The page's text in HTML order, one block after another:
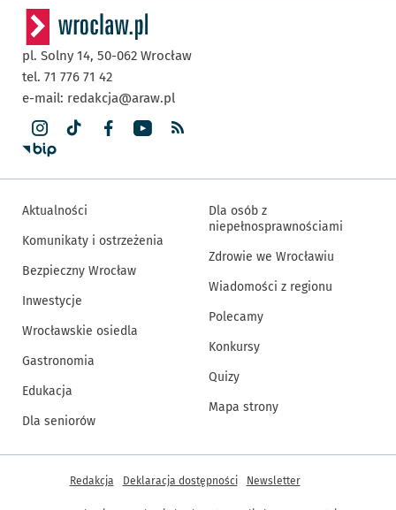
pl. Solny 14, 50-062 Wrocław
tel. 71 776 71 42
e-mail: redakcja@araw.pl
Aktualności
Komunikaty i ostrzeżenia
Bezpieczny Wrocław
Inwestycje
Wrocławskie osiedla
Gastronomia
Edukacja
Dla seniorów
Dla osób z
niepełnosprawnościami
Zdrowie we Wrocławiu
Wiadomości z regionu
Polecamy
Konkursy
Quizy
Mapa strony
Inne informacje
Redakcja Deklaracja dostępności Newsletter